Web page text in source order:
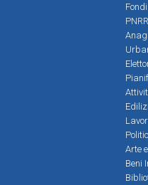
Arte
Beni